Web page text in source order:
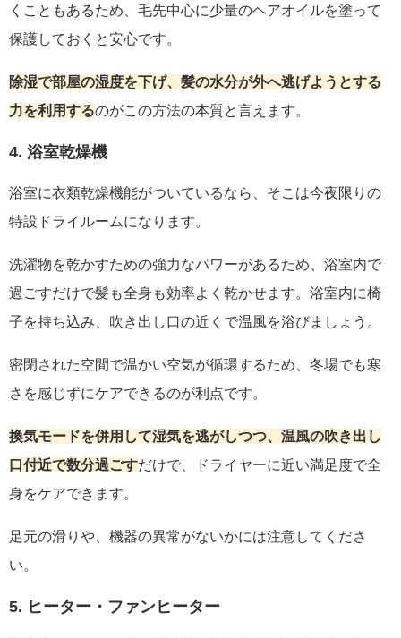
くこともあるため、毛先中心に少量のヘアオイルを塗って
保護しておくと安心です。
除湿で部屋の湿度を下げ、髪の水分が外へ逃げようとする
力を利用するのがこの方法の本質と言えます。
4. 浴室乾燥機
浴室に衣類乾燥機能がついているなら、そこは今夜限りの
特設ドライルームになります。
洗濯物を乾かすための強力なパワーがあるため、浴室内で
過ごすだけで髪も全身も効率よく乾かせます。浴室内に椅
子を持ち込み、吹き出し口の近くで温風を浴びましょう。
密閉された空間で温かい空気が循環するため、冬場でも寒
さを感じずにケアできるのが利点です。
換気モードを併用して湿気を逃がしつつ、温風の吹き出し
口付近で数分過ごすだけで、ドライヤーに近い満足度で全
身をケアできます。
足元の滑りや、機器の異常がないかには注意してくださ
い。
5. ヒーター・ファンヒーター